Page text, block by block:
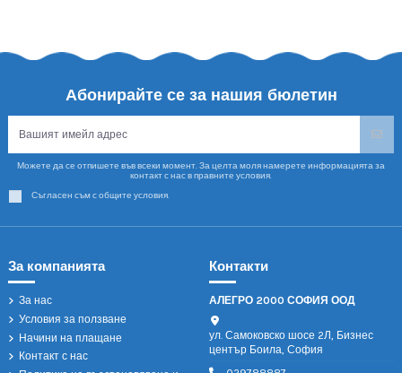
Абонирайте се за нашия бюлетин
Можете да се отпишете във всеки момент. За целта моля намерете информацията за
контакт с нас в правните условия.
Съгласен съм с общите условия.
За компанията
За нас
Условия за ползване
Начини на плащане
Контакт с нас
Контакти
АЛЕГРО 2000 СОФИЯ ООД
ул. Самоковско шосе 2Л, Бизнес
център Боила, София